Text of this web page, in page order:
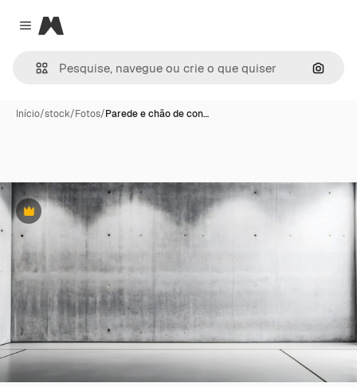
Close menu
Magnific
Início/stock/Fotos/Parede e chão de con…
Premium